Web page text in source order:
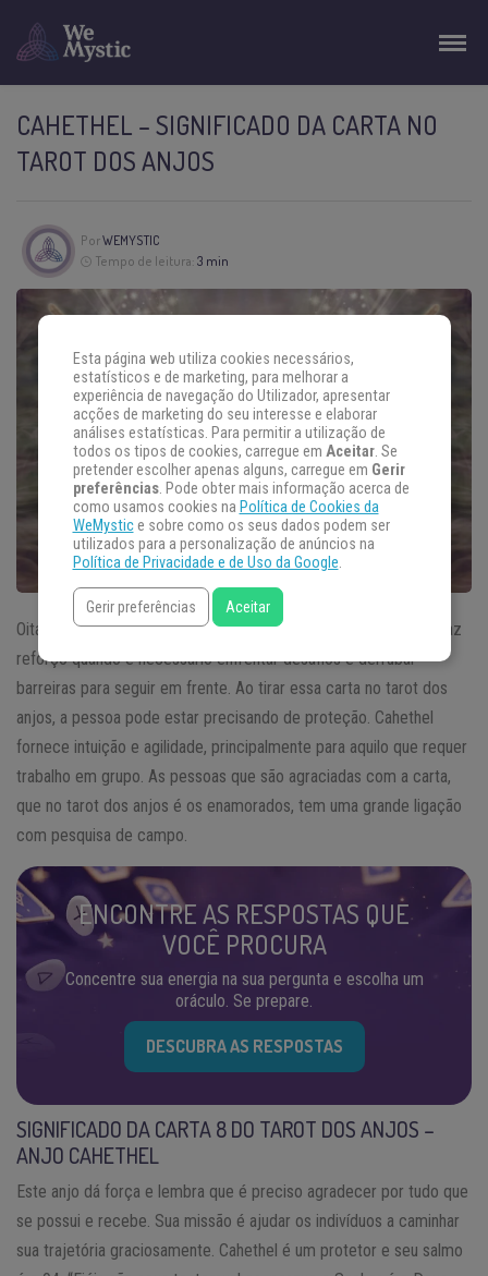
CAHETHEL – SIGNIFICADO DA CARTA NO
TAROT DOS ANJOS
PorWEMYSTIC
Tempo de leitura: 3 min
Oitava carta do tarot dos anjos, Cahethel é o mensageiro. Ele traz
reforço quando é necessário enfrentar desafios e derrubar
barreiras para seguir em frente. Ao tirar essa carta no tarot dos
anjos, a pessoa pode estar precisando de proteção. Cahethel
fornece intuição e agilidade, principalmente para aquilo que requer
trabalho em grupo. As pessoas que são agraciadas com a carta,
que no tarot dos anjos é os enamorados, tem uma grande ligação
com pesquisa de campo.
ENCONTRE AS RESPOSTAS QUE
VOCÊ PROCURA
Concentre sua energia na sua pergunta e escolha um
oráculo. Se prepare.
DESCUBRA AS RESPOSTAS
SIGNIFICADO DA CARTA 8 DO TAROT DOS ANJOS –
ANJO CAHETHEL
Este anjo dá força e lembra que é preciso agradecer por tudo que
se possui e recebe. Sua missão é ajudar os indivíduos a caminhar
sua trajetória graciosamente. Cahethel é um protetor e seu salmo
Esta página web utiliza cookies necessários,
estatísticos e de marketing, para melhorar a
experiência de navegação do Utilizador, apresentar
acções de marketing do seu interesse e elaborar
análises estatísticas. Para permitir a utilização de
todos os tipos de cookies, carregue em Aceitar. Se
pretender escolher apenas alguns, carregue em Gerir
preferências. Pode obter mais informação acerca de
como usamos cookies na Política de Cookies da
WeMystice sobre como os seus dados podem ser
utilizados para a personalização de anúncios na
Política de Privacidade e de Uso da Google.
Gerir preferências Aceitar